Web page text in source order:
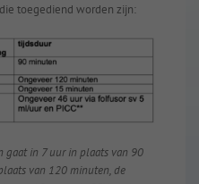
toegediend worden zijn:
gaat in 7 uur in plaats van 90
van 120 minuten, de